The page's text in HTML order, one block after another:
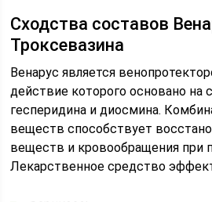
Сходства составов
Троксевазина
Венарус является
действие которого основано на
гесперидина и диосмина.
веществ способствует
веществ и кровообращения при
Лекарственное средство